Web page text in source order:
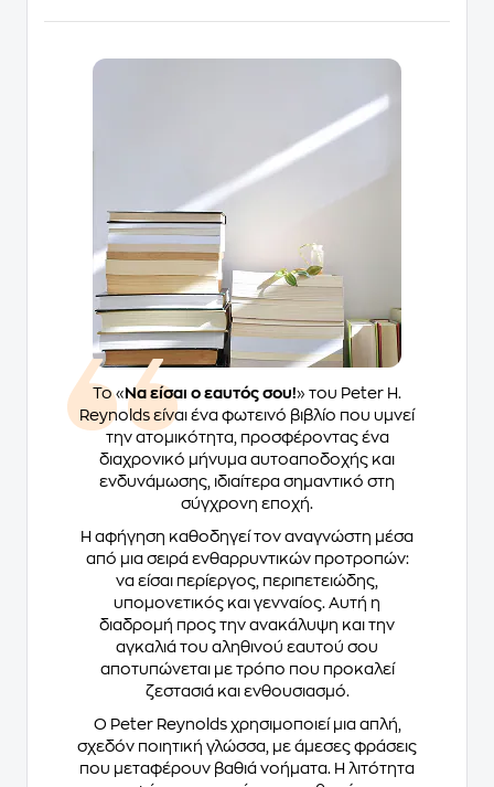
Το « Να είσαι ο εαυτός σου!» του Peter H.
Reynolds είναι ένα φωτεινό βιβλίο που υμνεί
την ατομικότητα, προσφέροντας ένα
διαχρονικό μήνυμα αυτοαποδοχής και
ενδυνάμωσης, ιδιαίτερα σημαντικό στη
σύγχρονη εποχή.
Η αφήγηση καθοδηγεί τον αναγνώστη μέσα
από μια σειρά ενθαρρυντικών προτροπών:
να είσαι περίεργος, περιπετειώδης,
υπομονετικός και γενναίος. Αυτή η
διαδρομή προς την ανακάλυψη και την
αγκαλιά του αληθινού εαυτού σου
αποτυπώνεται με τρόπο που προκαλεί
ζεστασιά και ενθουσιασμό.
Ο Peter Reynolds χρησιμοποιεί μια απλή,
σχεδόν ποιητική γλώσσα, με άμεσες φράσεις
που μεταφέρουν βαθιά νοήματα. Η λιτότητα